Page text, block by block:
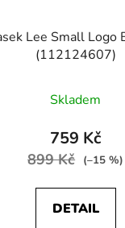
Lee Small
(112124607)
Skladem
759 Kč
899 Kč (–15 %)
DETAIL